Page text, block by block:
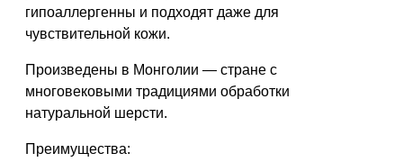
гипоаллергенны и подходят даже для
чувствительной кожи.
Произведены в Монголии — стране с
многовековыми традициями обработки
натуральной шерсти.
Преимущества: